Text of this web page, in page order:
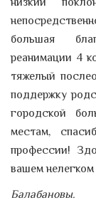
большая
реанимации 4
тяжелый
поддержку
городской
местам,
профессии!
вашем
Балабановы.